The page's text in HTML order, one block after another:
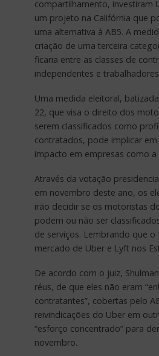
compartilhamento, investiram
um projeto na Califórnia que
uma alternativa à AB5. A
criação de uma terceira
ficaria entre as classes de
independentes e
Uma medida eleitoral,
22, que visa o direito dos
serem classificados como
contratados, pode implicar
impacto em empresas como a
Através da votação
em novembro deste ano, os
irão decidir se os motoristas
podem ou não ser
de serviços. Lembrando que
mercado de Uber e Lyft nos
De acordo com o juiz,
réus, de que eles não eram
contratantes”, cobertas pelo
reivindicações do Uber em
“esforço concentrado” para
novembro.